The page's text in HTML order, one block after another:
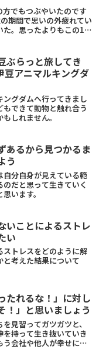
でもつぶやいたのです
期間で思いの外疲れてい
た。思ったよりもこの1年
増えたツレも同じように
...ぶらっと旅してき
豆アニマルキングダ
ングダムへ行ってきまし
もできて動物と触れ合う
しれません。
あるから見つかるま
う
自分自身が見えている範
のだと思って生きていく
います。
いことによるストレ
い
ストレスをどのように解
と考えた結果について
たれるな！」に対し
！」と思いましょう
見習ってガツガツと、
を持って生き抜いていき
う会社や他人が幸せにし